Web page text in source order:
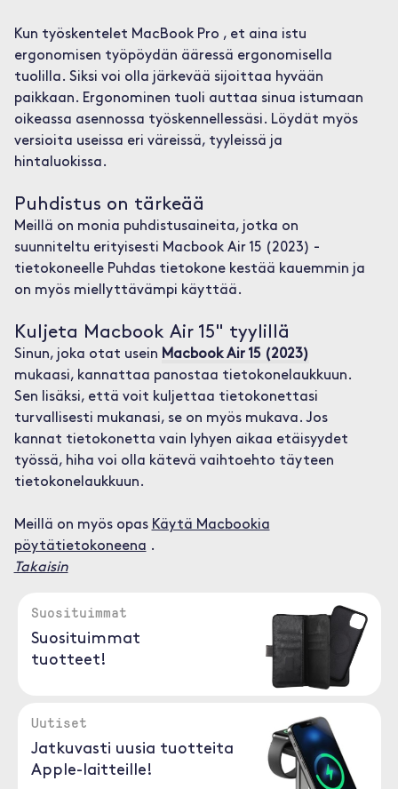
Kun työskentelet MacBook Pro , et aina istu
ergonomisen työpöydän ääressä ergonomisella
tuolilla. Siksi voi olla järkevää sijoittaa hyvään
paikkaan. Ergonominen tuoli auttaa sinua istumaan
oikeassa asennossa työskennellessäsi. Löydät myös
versioita useissa eri väreissä, tyyleissä ja
hintaluokissa.
Puhdistus on tärkeää
Meillä on monia puhdistusaineita, jotka on
suunniteltu erityisesti Macbook Air 15 (2023) -
tietokoneelle Puhdas tietokone kestää kauemmin ja
on myös miellyttävämpi käyttää.
Kuljeta Macbook Air 15" tyylillä
Sinun, joka otat usein Macbook Air 15 (2023)
mukaasi, kannattaa panostaa tietokonelaukkuun.
Sen lisäksi, että voit kuljettaa tietokonettasi
turvallisesti mukanasi, se on myös mukava. Jos
kannat tietokonetta vain lyhyen aikaa etäisyydet
työssä, hiha voi olla kätevä vaihtoehto täyteen
tietokonelaukkuun.
Meillä on myös opas Käytä Macbookia
pöytätietokoneena .
Takaisin
Suosituimmat
Suosituimmat
tuotteet!
Uutiset
Jatkuvasti uusia tuotteita
Apple-laitteille!